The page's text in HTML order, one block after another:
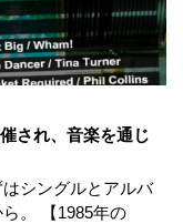
され、音楽を通じ
はシングルとアルバ
。 【1985年の